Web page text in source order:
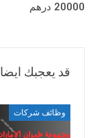
20000 درهم
قد يعجبك ايضا
وظائف شركات